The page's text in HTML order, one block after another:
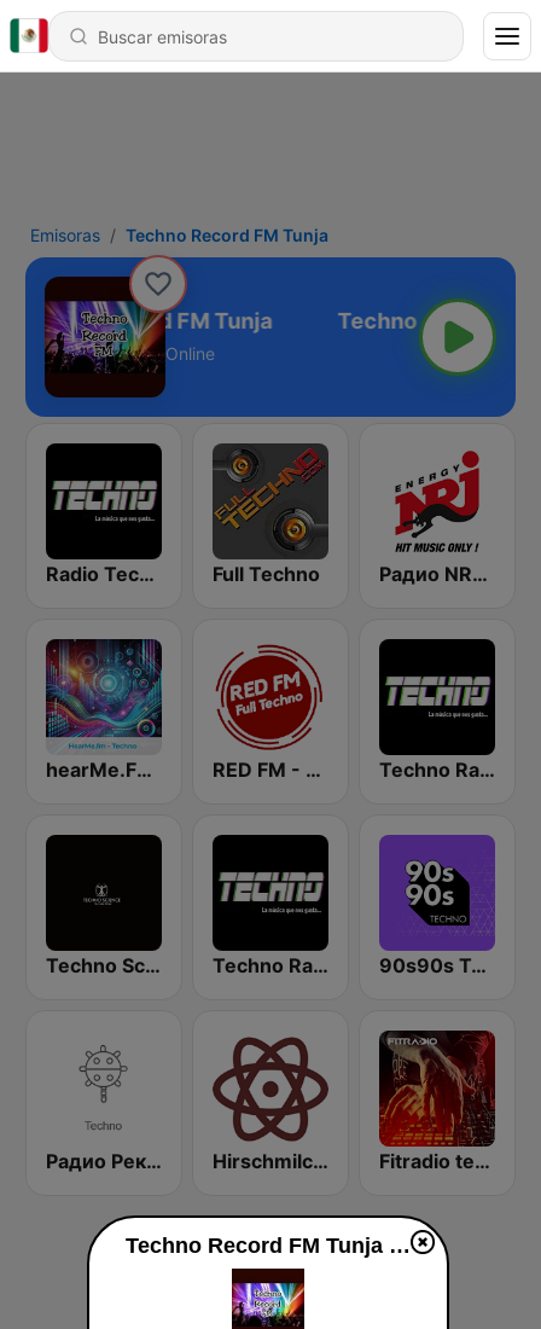
Emisoras Techno Record FM Tunja
Techno Record FM Tunja
Online
Radio Techno Colombia Full Techno Радио NRJ Techno
hearMe.FM Techno RED FM - TECHNO Techno Radio
Techno Science Techno Radio 90s90s Techno
Радио Рекорд (Radio Record Techno) Hirschmilch Techno Fitradio techno
Techno Record FM Tunja en vivo